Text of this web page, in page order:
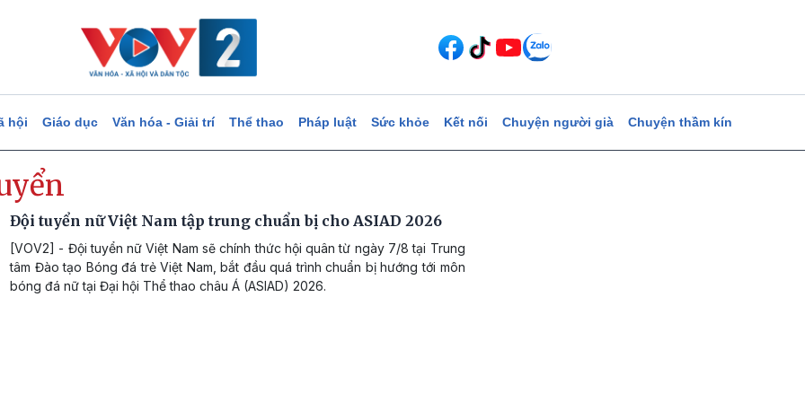
hội Giáo dục Văn hóa - Giải trí Thể thao Pháp luật Sức khỏe Kết nối Chuyện người già Chuyện thầm kín
Đội tuyển nữ Việt Nam tập trung chuẩn bị cho ASIAD 2026
[VOV2] - Đội tuyển nữ Việt Nam sẽ chính thức hội quân từ ngày 7/8 tại Trung
tâm Đào tạo Bóng đá trẻ Việt Nam, bắt đầu quá trình chuẩn bị hướng tới môn
bóng đá nữ tại Đại hội Thể thao châu Á (ASIAD) 2026.